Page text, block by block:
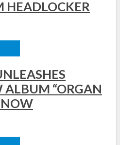
HEADLOCKER
ALBUM “ORGAN
NOW